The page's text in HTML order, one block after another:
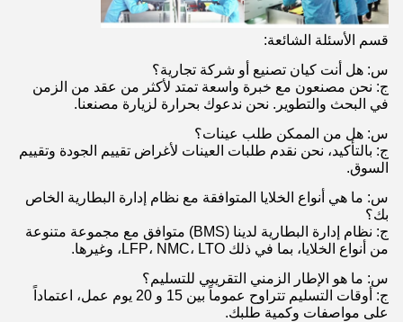
قسم الأسئلة الشائعة:
س: هل أنت كيان تصنيع أو شركة تجارية؟
ج: نحن مصنعون مع خبرة واسعة تمتد لأكثر من عقد من الزمن
في البحث والتطوير. نحن ندعوك بحرارة لزيارة مصنعنا.
س: هل من الممكن طلب عينات؟
ج: بالتأكيد، نحن نقدم طلبات العينات لأغراض تقييم الجودة وتقييم
السوق.
س: ما هي أنواع الخلايا المتوافقة مع نظام إدارة البطارية الخاص
بك؟
ج: نظام إدارة البطارية لدينا (BMS) متوافق مع مجموعة متنوعة
من أنواع الخلايا، بما في ذلك LFP، NMC، LTO، وغيرها.
س: ما هو الإطار الزمني التقريبي للتسليم؟
ج: أوقات التسليم تتراوح عموماً بين 15 و 20 يوم عمل، اعتماداً
على مواصفات وكمية طلبك.